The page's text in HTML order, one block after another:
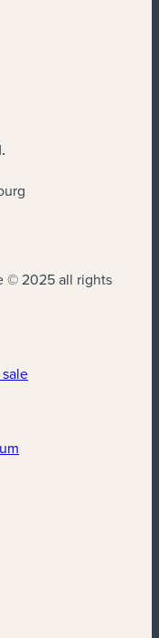
© 2025 all rights